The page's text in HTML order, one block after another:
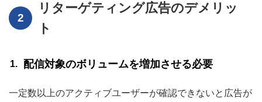
リターゲティング広告のデメリッ
ト
配信対象のボリュームを増加させる必要
一定数以上のアクティブユーザーが確認できないと広告が